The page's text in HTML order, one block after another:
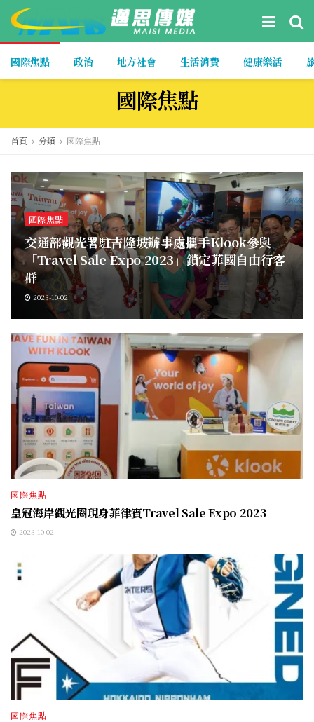
國際焦點 政治 地方社會 生活消費 健康樂活
國際焦點
首頁 分類 國際焦點
國際焦點
交通部觀光署駐吉隆坡辦事處攜手Klook參與
「Travel Sale Expo 2023」鎖定菲國自由行客
群
2023-10-02
國際焦點
皇冠海岸觀光圈現身菲律賓Travel Sale Expo 2023
2023-10-02
國際焦點